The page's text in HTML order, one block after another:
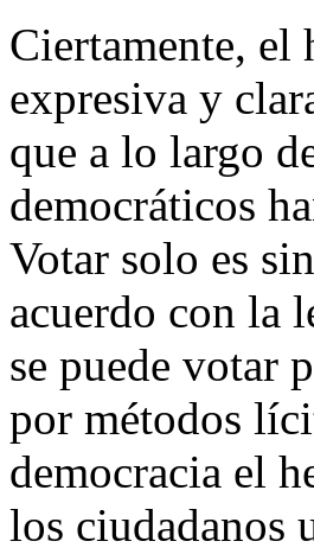
Ciertamente, el
expresiva y
que a lo largo
democráticos
Votar solo es
acuerdo con la
se puede votar
por métodos
democracia el
los ciudadanos